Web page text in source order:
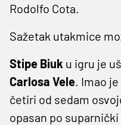
Rodolfo Cota.
Sažetak utakmice
Stipe Biuk u igru je
Carlosa Vele. Imao
četiri od sedam
opasan po suparnički